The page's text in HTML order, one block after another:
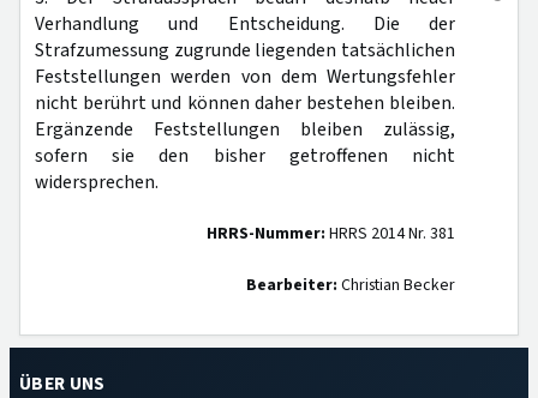
Verhandlung und Entscheidung. Die der
Strafzumessung zugrunde liegenden tatsächlichen
Feststellungen werden von dem Wertungsfehler
nicht berührt und können daher bestehen bleiben.
Ergänzende Feststellungen bleiben zulässig,
sofern sie den bisher getroffenen nicht
widersprechen.
HRRS-Nummer: HRRS 2014 Nr. 381
Bearbeiter: Christian Becker
ÜBER UNS